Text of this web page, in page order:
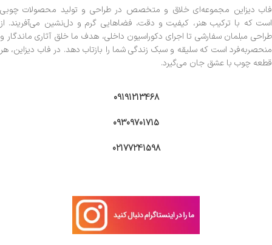
فاب دیزاین مجموعه‌ای خلاق و متخصص در طراحی و تولید محصولات چوبی
است که با ترکیب هنر، کیفیت و دقت، فضاهایی گرم و دل‌نشین می‌آفریند. از
طراحی مبلمان سفارشی تا اجرای دکوراسیون داخلی، هدف ما خلق آثاری ماندگار و
منحصربه‌فرد است که سلیقه و سبک زندگی شما را بازتاب دهد. در فاب دیزاین، هر
قطعه چوب با عشق جان می‌گیرد.
09191213468
09309701715
02177241598